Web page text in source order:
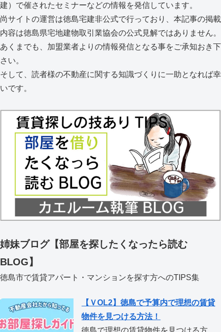
建）で催されたセミナーなどの情報を発信しています。
尚サイトの運営は徳島宅建非公式で行っており、本記事の掲載
内容は徳島県宅地建物取引業協会の公式見解ではありません。
あくまでも、加盟業者よりの情報発信となる事をご承知おき下
さい。
そして、読者様の不動産に関する知識づくりに一助となれば幸
いです。
姉妹ブログ【部屋を探したくなったら読む
BLOG】
徳島市で賃貸アパート・マンションを探す方へのTIPS集
【ＶOL2】徳島で予算内で理想の賃貸
物件を見つける方法！